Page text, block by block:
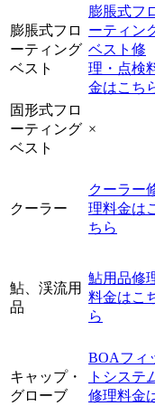
膨脹式フロ
ーティング
ベスト
膨脹式フ
ーティン
ベスト修
理・点検
金はこち
固形式フロ
ーティング
ベスト
×
クーラー
クーラー
理料金は
ちら
鮎、渓流用
品
鮎用品修
料金はこ
ら
キャップ・
グローブ
BOAフィ
トシステ
修理料金